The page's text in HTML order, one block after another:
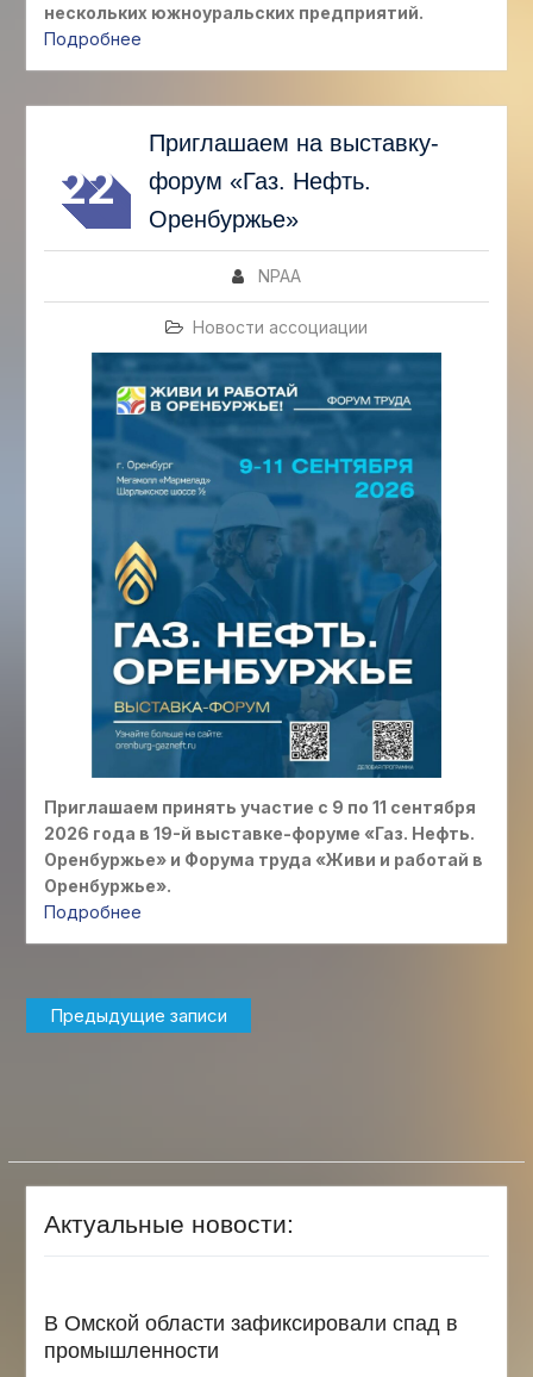
нескольких южноуральских предприятий.
Подробнее
22
Приглашаем на выставку-
форум «Газ. Нефть.
Оренбуржье»
NPAA
Новости ассоциации
Приглашаем принять участие с 9 по 11 сентября
2026 года в 19-й выставке-форуме «Газ. Нефть.
Оренбуржье» и Форума труда «Живи и работай в
Оренбуржье».
Подробнее
Навигация
по
Предыдущие записи
Актуальные новости:
В Омской области зафиксировали спад в
промышленности